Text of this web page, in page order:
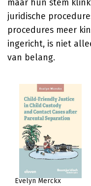
maar hun stem
juridische
procedures meer
ingericht, is niet
van belang.
Evelyn Merckx